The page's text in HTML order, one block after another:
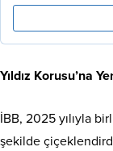
Yıldız Korusu’na
İBB, 2025 yılıyla
şekilde